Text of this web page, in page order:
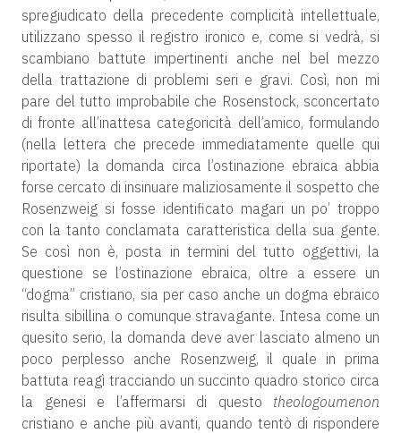
spregiudicato della precedente complicità intellettuale,
utilizzano spesso il registro ironico e, come si vedrà, si
scambiano battute impertinenti anche nel bel mezzo
della trattazione di problemi seri e gravi. Così, non mi
pare del tutto improbabile che Rosenstock, sconcertato
di fronte all’inattesa categoricità dell’amico, formulando
(nella lettera che precede immediatamente quelle qui
riportate) la domanda circa l’ostinazione ebraica abbia
forse cercato di insinuare maliziosamente il sospetto che
Rosenzweig si fosse identificato magari un po’ troppo
con la tanto conclamata caratteristica della sua gente.
Se così non è, posta in termini del tutto oggettivi, la
questione se l’ostinazione ebraica, oltre a essere un
“dogma” cristiano, sia per caso anche un dogma ebraico
risulta sibillina o comunque stravagante. Intesa come un
quesito serio, la domanda deve aver lasciato almeno un
poco perplesso anche Rosenzweig, il quale in prima
battuta reagì tracciando un succinto quadro storico circa
la genesi e l’affermarsi di questo theologoumenon
cristiano e anche più avanti, quando tentò di rispondere